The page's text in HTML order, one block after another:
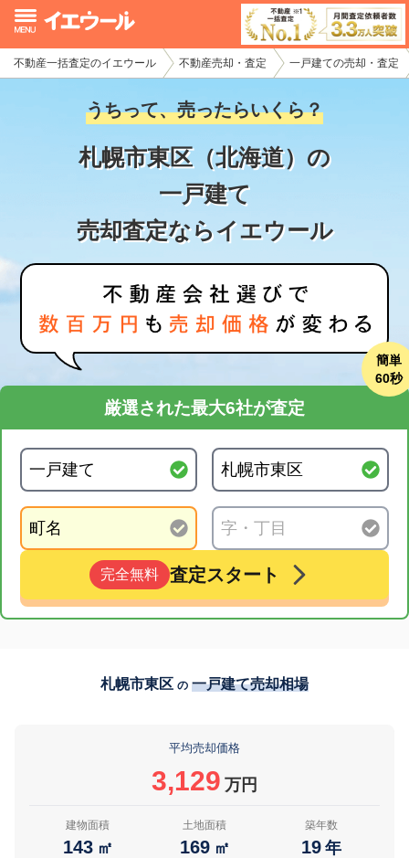
不動産一括査定のイエウール 不動産売却・査定 一戸建ての売却・査定
うちって、売ったらいくら？
札幌市東区（北海道）の
一戸建て
売却査定ならイエウール
簡単
60秒
厳選された最大6社が査定
完全無料 査定スタート
札幌市東区 の 一戸建て売却相場
平均売却価格
3,129 万円
建物面積
143 ㎡
土地面積
169 ㎡
築年数
19 年
イエウール加盟希望の不動産会社様
初めての方へ
不動産売却の流れ